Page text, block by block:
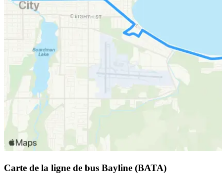
Carte de la ligne de bus Bayline (BATA)